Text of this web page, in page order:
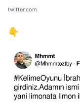
twitter.com
👇